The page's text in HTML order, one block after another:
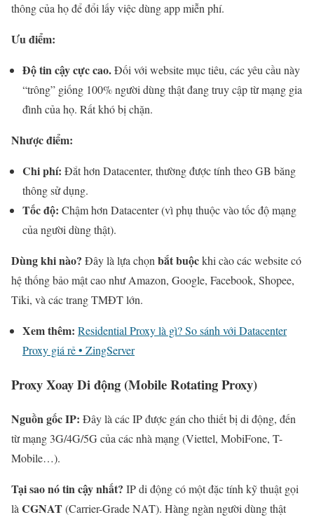
thông của họ để đổi lấy việc dùng app miễn phí.
Ưu điểm:
Độ tin cậy cực cao.Đối với website mục tiêu, các yêu cầu này
“trông” giống 100% người dùng thật đang truy cập từ mạng gia
đình của họ. Rất khó bị chặn.
Nhược điểm:
Chi phí: Đắt hơn Datacenter, thường được tính theo GB băng
thông sử dụng.
Tốc độ: Chậm hơn Datacenter (vì phụ thuộc vào tốc độ mạng
của người dùng thật).
Dùng khi nào? Đây là lựa chọnbắt buộckhi cào các website có
hệ thống bảo mật cao như Amazon, Google, Facebook, Shopee,
Tiki, và các trang TMĐT lớn.
Xem thêm: Residential Proxy là gì? So sánh với Datacenter
Proxy giá rẻ • ZingServer
Proxy Xoay Di động (Mobile Rotating Proxy)
Nguồn gốc IP: Đây là các IP được gán cho thiết bị di động, đến
từ mạng 3G/4G/5G của các nhà mạng (Viettel, MobiFone, T-
Mobile…).
Tại sao nó tin cậy nhất? IP di động có một đặc tính kỹ thuật gọi
là CGNAT(Carrier-Grade NAT). Hàng ngàn người dùng thật